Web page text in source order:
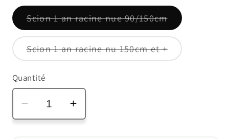
Scion 1 an racine nue 90/150cmVariante
épuisée
ou
indisponible
Scion 1 an racine nu 150cm et +Variante
épuisée
Quantité
Réduire
la
Augmenter
la